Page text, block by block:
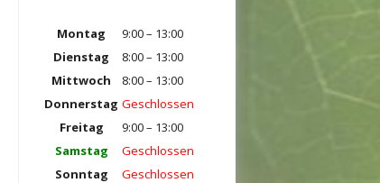
Montag
9:00 – 13:00
Dienstag
8:00 – 13:00
Mittwoch
8:00 – 13:00
Donnerstag Geschlossen
Freitag
9:00 – 13:00
Samstag
Geschlossen
Sonntag
Geschlossen